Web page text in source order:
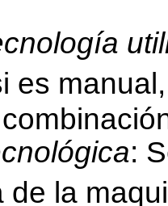
es
:
de la